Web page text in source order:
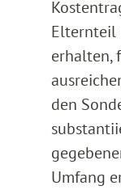
Elternteil
erhalten,
den
Umfang